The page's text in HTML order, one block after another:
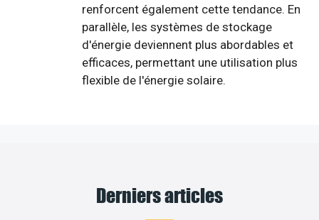
renforcent également cette tendance. En
parallèle, les systèmes de stockage
d'énergie deviennent plus abordables et
efficaces, permettant une utilisation plus
flexible de l'énergie solaire.
Derniers articles